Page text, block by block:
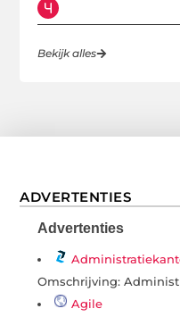
Bekijk alles
ADVERTENTIES
Advertenties
Omschrijving:
Agile